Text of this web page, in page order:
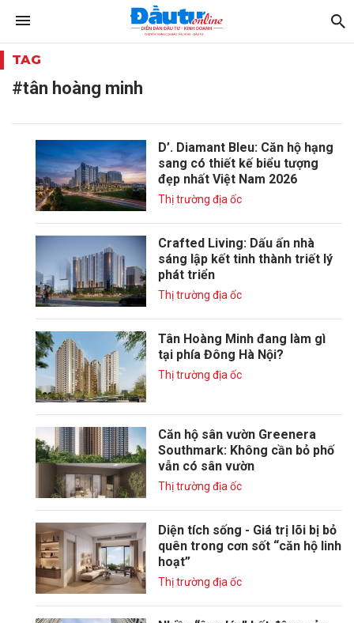
TAG
#tân hoàng minh
D’. Diamant Bleu: Căn hộ hạng
sang có thiết kế biểu tượng
đẹp nhất Việt Nam 2026
Thị trường địa ốc
Crafted Living: Dấu ấn nhà
sáng lập kết tinh thành triết lý
phát triển
Thị trường địa ốc
Tân Hoàng Minh đang làm gì
tại phía Đông Hà Nội?
Thị trường địa ốc
Căn hộ sân vườn Greenera
Southmark: Không cần bỏ phố
vẫn có sân vườn
Thị trường địa ốc
Diện tích sống - Giá trị lõi bị bỏ
quên trong cơn sốt “căn hộ linh
hoạt”
Thị trường địa ốc